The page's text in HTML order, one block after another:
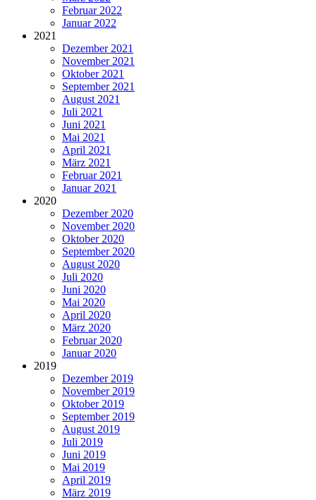
Februar 2022
Januar 2022
2021
Dezember 2021
November 2021
Oktober 2021
September 2021
August 2021
Juli 2021
Juni 2021
Mai 2021
April 2021
März 2021
Februar 2021
Januar 2021
2020
Dezember 2020
November 2020
Oktober 2020
September 2020
August 2020
Juli 2020
Juni 2020
Mai 2020
April 2020
März 2020
Februar 2020
Januar 2020
2019
Dezember 2019
November 2019
Oktober 2019
September 2019
August 2019
Juli 2019
Juni 2019
Mai 2019
April 2019
März 2019